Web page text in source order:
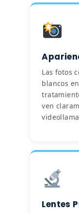
Las fotos
blancos
ven
Lentes